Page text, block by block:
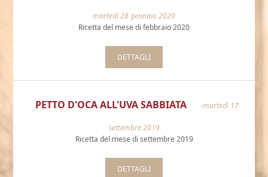
martedì 28 gennaio 2020
Ricetta del mese di febbraio 2020
DETTAGLI
PETTO D'OCA ALL'UVA SABBIATA -martedì 17
settembre 2019
Ricetta del mese di settembre 2019
DETTAGLI